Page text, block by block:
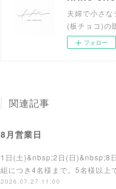
夫婦で小さ
(板チョコ)の
フォロー
関連記事
8月営業日
1日(土)&nbsp;2日(日)&nbsp;8
組につき4名様まで。5名様以
2026.07.27 11:00